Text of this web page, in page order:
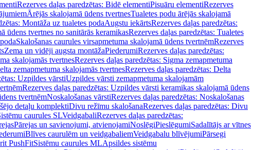
Rezerves daļas paredzētas: Bidē elementiPisuāru elementiRezerves
Ārējās skalojamā ūdens tvertnesTualetes podu ārējās skalojamā
Montāža uz tualetes podaAugstu iekārtsRezerves daļas paredzētas:
ūdens tvertnes no sanitārās keramikasRezerves daļas paredzētas: Tualetes
Skalošanas caurules virsapmetuma skalojamā ūdens tvertnēmRezerves
Zema un vidēji augsta montāžaPiederumiRezerves daļas paredzētas:
skalojamās tvertnesRezerves daļas paredzētas: Sigma zemapmetuma
zemapmetuma skalojamās tvertnesRezerves daļas paredzētas: Delta
Uzpildes vārstiUzpildes vārsti zemapmetuma skalojamām
Rezerves daļas paredzētas: Uzpildes vārsti keramikas skalojamā ūdens
tvertnēmNoskalošanas vārstiRezerves daļas paredzētas: Noskalošanas
detaļu komplektiDivu režīmu skalošanaRezerves daļas paredzētas: Divu
caurules SLVeidgabaliRezerves daļas paredzētas:
Pārejas un savienojumi, atvienojamiNoslēgiPieslēgumiSadalītājs ar vītnes
Blīves caurulēm un veidgabaliemVeidgabalu blīvējumiPārsegi
PushFitSistēmu caurules MLApsildes sistēmu